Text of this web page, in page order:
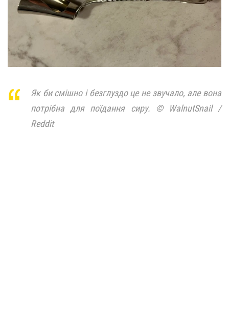
Як би смішно і безглуздо це не звучало, але вона
потрібна для поїдання сиру. © WalnutSnail /
Reddit